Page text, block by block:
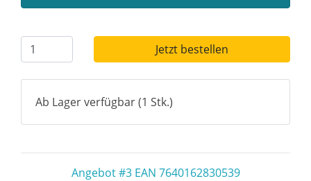
Jetzt bestellen
Ab Lager verfügbar (1 Stk.)
Angebot #3 EAN 7640162830539